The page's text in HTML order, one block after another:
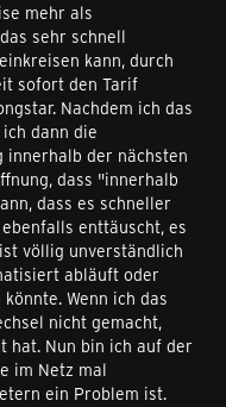
mehr als
sehr schnell
kann, durch
sofort den Tarif
Nachdem ich das
dann die
innerhalb der nächsten
dass "innerhalb
dass es schneller
enttäuscht, es
völlig unverständlich
abläuft oder
Wenn ich das
nicht gemacht,
hat. Nun bin ich auf der
im Netz mal
ein Problem ist.